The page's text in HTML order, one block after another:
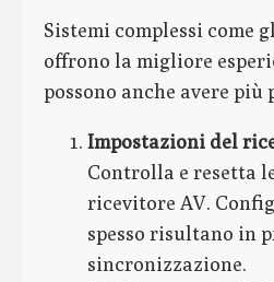
Sistemi complessi come
offrono la migliore
possono anche avere
Impostazioni del
Controlla e resetta
ricevitore AV.
spesso risultano in
sincronizzazione.